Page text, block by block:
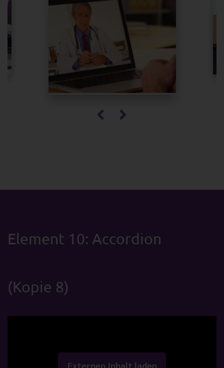
Element 10: Accordion
(Kopie 8)
Externen Inhalt laden